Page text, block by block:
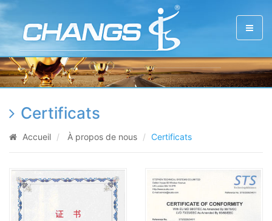
Certificats
Accueil À propos de nous Certificats